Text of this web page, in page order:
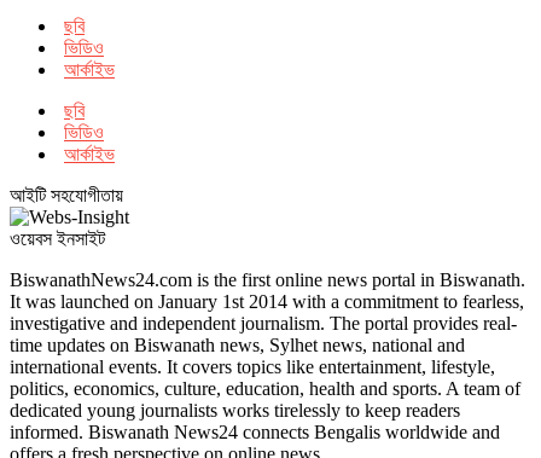
ছবি
ভিডিও
আর্কাইভ
ছবি
ভিডিও
আর্কাইভ
আইটি সহযোগীতায়
ওয়েবস ইনসাইট
BiswanathNews24.com is the first online news portal in Biswanath.
It was launched on January 1st 2014 with a commitment to fearless,
investigative and independent journalism. The portal provides real-
time updates on Biswanath news, Sylhet news, national and
international events. It covers topics like entertainment, lifestyle,
politics, economics, culture, education, health and sports. A team of
dedicated young journalists works tirelessly to keep readers
informed. Biswanath News24 connects Bengalis worldwide and